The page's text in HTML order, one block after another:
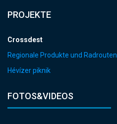
PROJEKTE
Crossdest
Regionale Produkte und Radrouten
Hévízer piknik
FOTOS&VIDEOS